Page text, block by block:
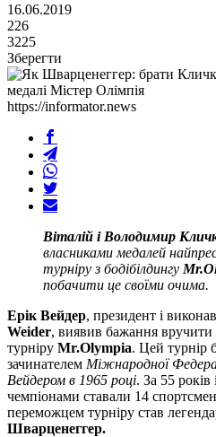
16.06.2019
226
3225
Зберегти
https://informator.news
Віталій і Володимир
власниками медалей
турніру з бодібілдингу
побачити це своїми очима.
Ерік Вейдер, президент і
Weider, виявив бажання
турніру Mr.Olympia. Цей турнір
зачинателем Міжнародної
Вейдером в 1965 році. За 55 років
чемпіонами ставали 14
переможцем турніру став
Шварценеггер.